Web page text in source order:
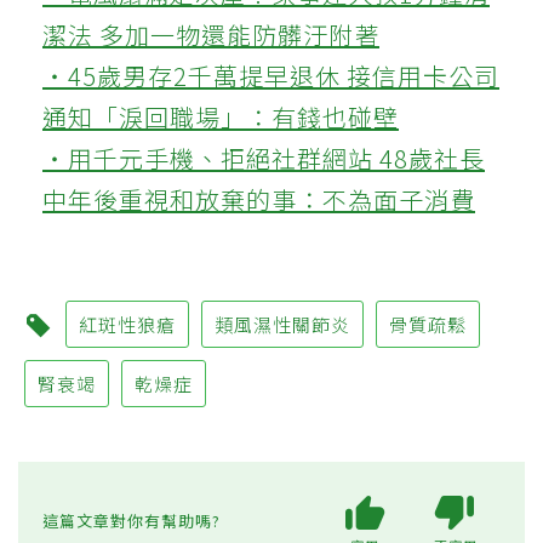
潔法 多加一物還能防髒汙附著
‧45歲男存2千萬提早退休 接信用卡公司
通知「淚回職場」：有錢也碰壁
‧用千元手機、拒絕社群網站 48歲社長
中年後重視和放棄的事：不為面子消費
紅斑性狼瘡 類風濕性關節炎 骨質疏鬆
腎衰竭 乾燥症
這篇文章對你有幫助嗎?